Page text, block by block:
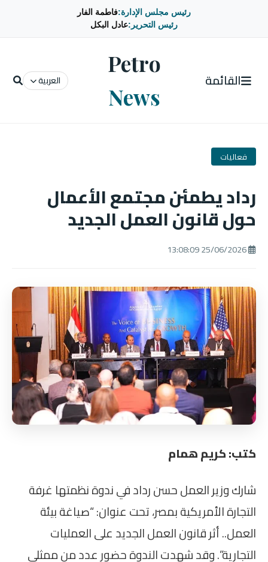
رئيس مجلس الإدارة:فاطمة الفار
رئيس التحرير:عادل البكل
القائمة
Petro
News
العربية
فعاليات
رداد يطمئن مجتمع الأعمال
حول قانون العمل الجديد
كتب: كريم همام
شارك وزير العمل حسن رداد في ندوة نظمتها غرفة
التجارة الأمريكية بمصر، تحت عنوان: “صياغة بيئة
العمل.. أثر قانون العمل الجديد على العمليات
التجارية”. وقد شهدت الندوة حضور عدد من ممثلي